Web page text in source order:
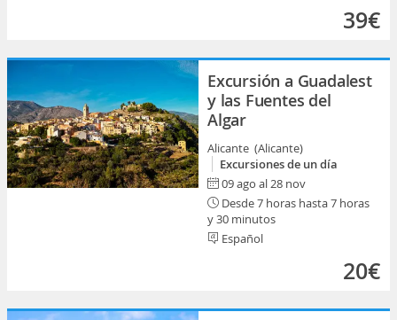
39€
Excursión a Guadalest
y las Fuentes del
Algar
Alicante (Alicante)
Excursiones de un día
09 ago al 28 nov
Desde 7 horas hasta 7 horas
y 30 minutos
Español
20€